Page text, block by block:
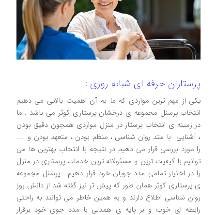
پرستاران حرفه ای شبانه روزی :
یکی از مهم ترین مواردی که ما به آن اهمیت بالایی می دهیم
انتخاب پرسنل مجموعه ی درخشان پرستاری کوثر می باشد . ما
در زمينه ی انتخاب پرستار در منزل مواردی همچون دقیق بودن
، آشنایی با متد روان شناسی ، منظم بودن ، متعهد بودن و …..
را مورد بررسی قرار می دهیم در نتیجه با انتخاب بهترین ها می
توانیم با کیفیت ترین و مسئولانه ترین خدمات پرستاری در منزل
را در اختیار تمامی مدد جویان خود قرار دهیم . پرسنل مجموعه
ی پرستاری کوثر همان طور که پیش تر نیز گفته شد از دانش روز
روان شناسی اطلاع دارند و به همین خاطر می توانند به راحتی
رابطه ای خوب و بر پایه ی همدلی با مدد جوی خود برقرار